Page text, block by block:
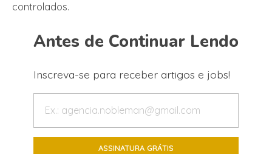
controlados.
Antes de Continuar Lendo
Inscreva-se para receber artigos e jobs!